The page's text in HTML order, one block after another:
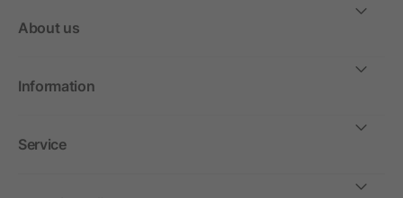
About us
Information
Service